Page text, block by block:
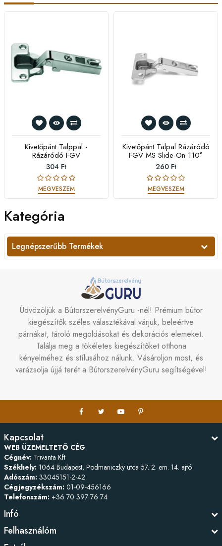
Kivetőpánt Talppal -
Rázáródó FGV
304 Ft
MEGVESZEM
Kivetőpánt Talpal Rázáródó
FGV MS Slide-On 110°
260 Ft
MEGVESZEM
Kategória
Legnépszerűbb Termékek
Üdvözöljük a BútorszerelvényGuru -nél! Prémium bútor
kiegészítők széles választékával várjuk, beleértve
párnákat, tároló megoldásokat és dekorációs elemeket.
Találja meg a tökéletes kiegészítőket otthona
kényelméhez és stílusához nálunk. Vásároljon most, és
varázsolja újjá terét a BútorszerelvényGuru segítségével!
Kapcsolat
WEB ÜZEMELTETŐ CÉG
Cégnév: Trivanta Kft
Székhely: 1064 Budapest, Podmaniczky utca 57. 2. em. 14. ajtó
Adószám: 33045151-2-42
Cégjegyzékszám: 01-09-456166
Telefonszám: +36 70 397 76 74
Infó
Felhasználóm